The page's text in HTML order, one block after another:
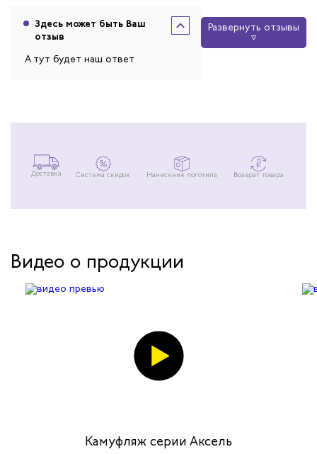
Здесь может быть Ваш
отзыв
А тут будет наш ответ
Развернуть отзывы
Доставка Система скидок Нанесение логотипа Возврат товара
Видео о продукции
Камуфляж серии Аксель